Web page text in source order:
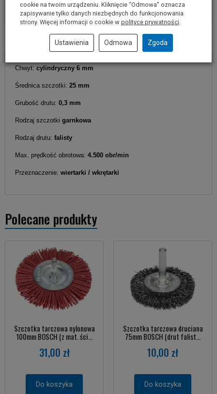
Parametry techniczne
Chwyt:cylindryczny 6 mm
Średnica szczotki: 25 mm
Grubość drutu: 0,3 mm
Rodzaj szczotki garnkowa
Rodzaj drutu: falisty
Max. prędkość obrotowa: 4.500 obr/min
Przeznaczenie: wiertarki / wkrętarki
Polecane produkty
Szczotka tarczowa nylonowa
100mm BOSCH (z mat. ści...
31,00 zł
Do koszyka
Szczotka tarczowa druciana
75mm BOSCH (drut falist...
10,00 zł
Do koszyka
cookie na twoim urządzeniu. Kliknięcie “Odmowa” oznacza
zapisywanie tylko danych niezbędnych do funkcjonowania
strony. Więcej informacji o cookie w polityce prywatności
Ustawienia Odmowa Zgoda